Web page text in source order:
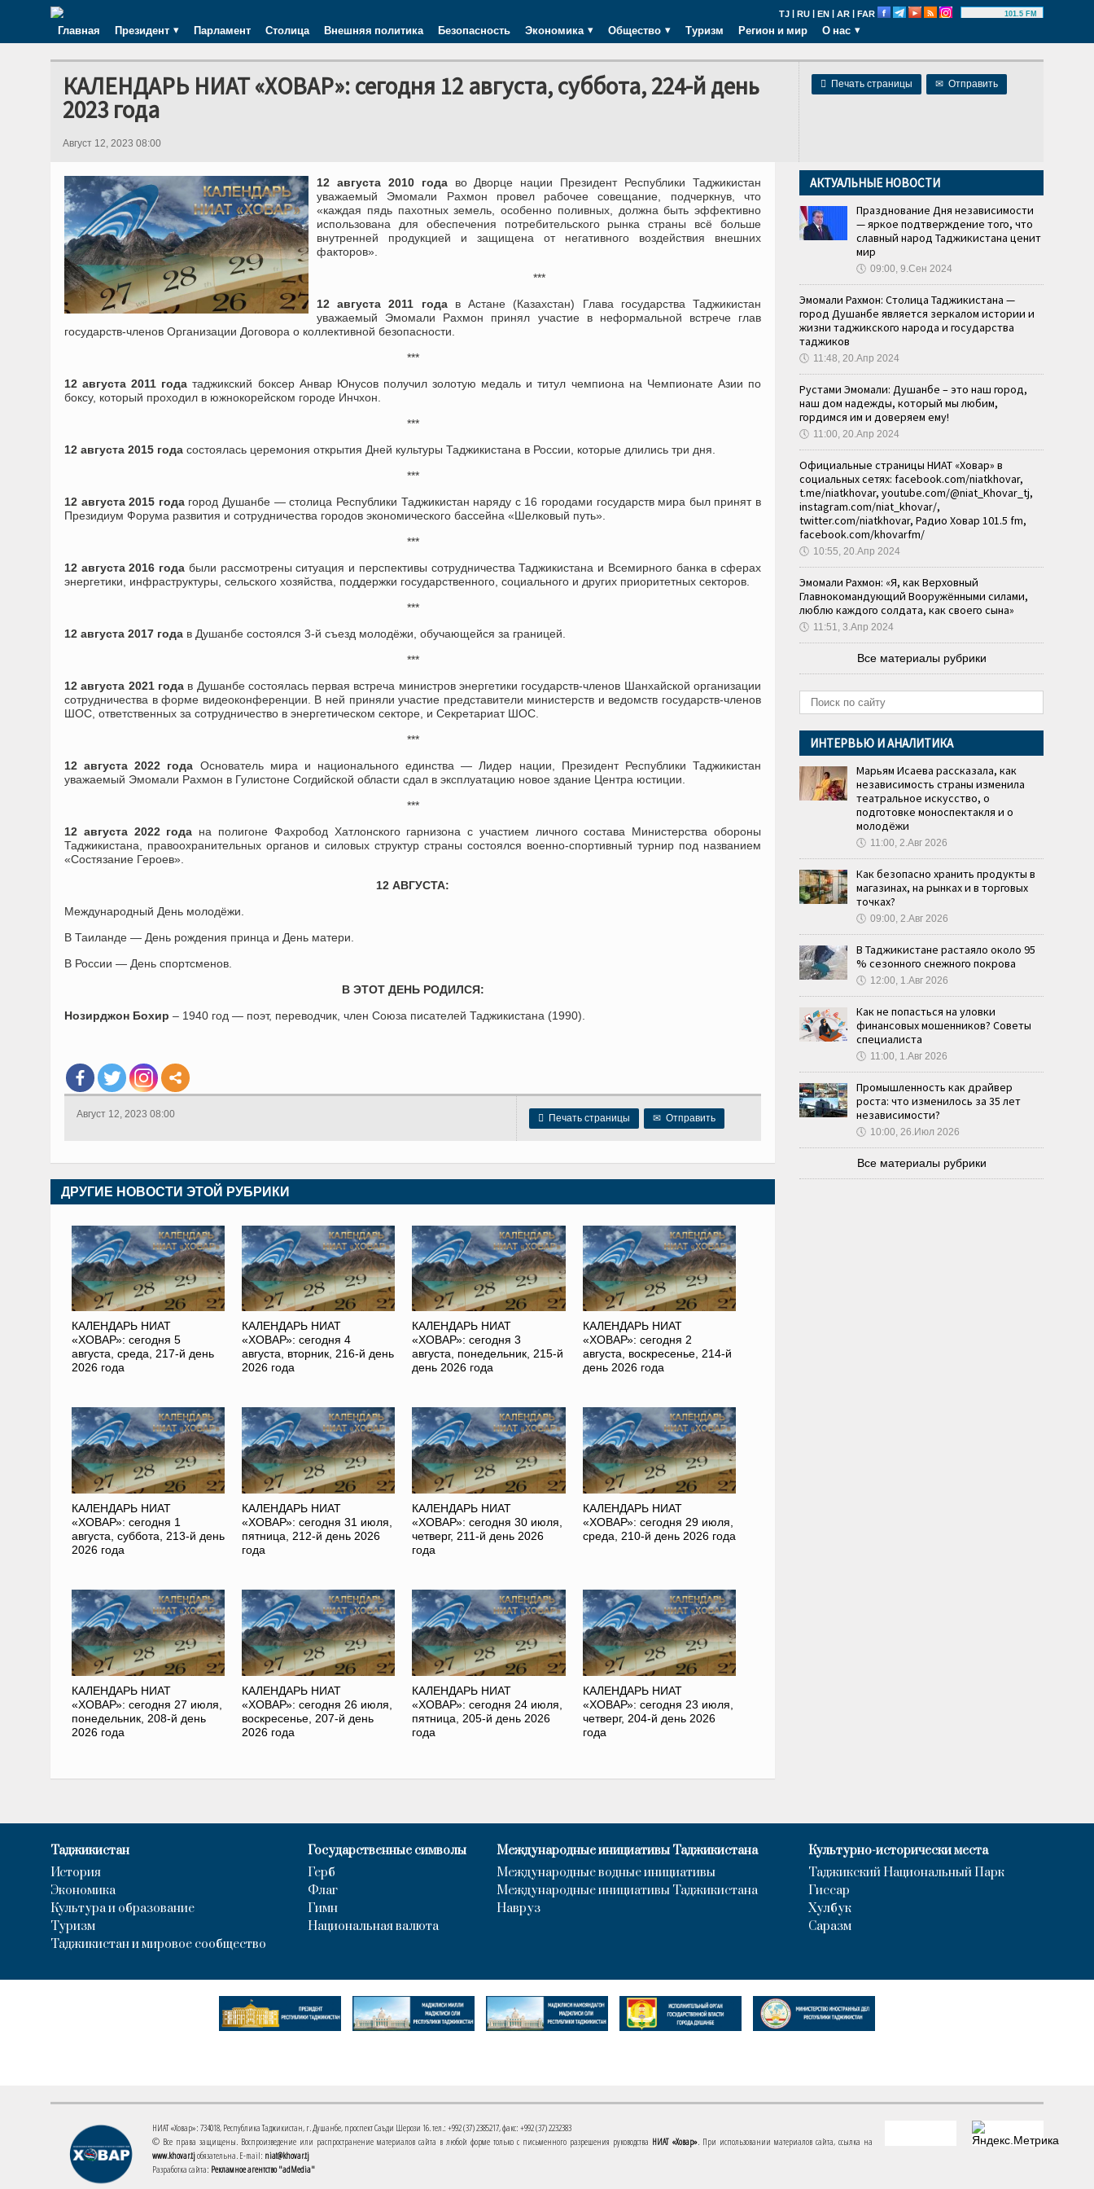
TJ | RU | EN | AR | FAR 101.5 FM
Главная Президент Парламент Столица Внешняя политика Безопасность Экономика Общество Туризм Регион и мир О нас
 Печать страницы ✉ Отправить
КАЛЕНДАРЬ НИАТ «ХОВАР»: сегодня 12 августа, суббота, 224-й день
2023 года
Август 12, 2023 08:00
12 августа 2010 года во Дворце нации Президент Республики Таджикистан
уважаемый Эмомали Рахмон провел рабочее совещание, подчеркнув, что
«каждая пядь пахотных земель, особенно поливных, должна быть эффективно
использована для обеспечения потребительского рынка страны всё больше
внутренней продукцией и защищена от негативного воздействия внешних
факторов».
***
12 августа 2011 года в Астане (Казахстан) Глава государства Таджикистан
уважаемый Эмомали Рахмон принял участие в неформальной встрече глав
государств-членов Организации Договора о коллективной безопасности.
***
12 августа 2011 годатаджикский боксер Анвар Юнусов получил золотую медаль и титул чемпиона на Чемпионате Азии по
боксу, который проходил в южнокорейском городе Инчхон.
***
12 августа 2015 года состоялась церемония открытия Дней культуры Таджикистана в России, которые длились три дня.
***
12 августа 2015 года город Душанбе — столица Республики Таджикистан наряду с 16 городами государств мира был принят в
Президиум Форума развития и сотрудничества городов экономического бассейна «Шелковый путь».
***
12 августа 2016 года были рассмотрены ситуация и перспективы сотрудничества Таджикистана и Всемирного банка в сферах
энергетики, инфраструктуры, сельского хозяйства, поддержки государственного, социального и других приоритетных секторов.
***
12 августа 2017 года в Душанбе состоялся 3-й съезд молодёжи, обучающейся за границей.
***
12 августа 2021 года в Душанбе состоялась первая встреча министров энергетики государств-членов Шанхайской организации
сотрудничества в форме видеоконференции. В ней приняли участие представители министерств и ведомств государств-членов
ШОС, ответственных за сотрудничество в энергетическом секторе, и Секретариат ШОС.
***
12 августа 2022 года Основатель мира и национального единства — Лидер нации, Президент Республики Таджикистан
уважаемый Эмомали Рахмон в Гулистоне Согдийской области сдал в эксплуатацию новое здание Центра юстиции.
***
12 августа 2022 года на полигоне Фахробод Хатлонского гарнизона с участием личного состава Министерства обороны
Таджикистана, правоохранительных органов и силовых структур страны состоялся военно-спортивный турнир под названием
«Состязание Героев».
12 АВГУСТА:
Международный День молодёжи.
В Таиланде — День рождения принца и День матери.
В России — День спортсменов.
В ЭТОТ ДЕНЬ РОДИЛСЯ:
Нозирджон Бохир – 1940 год — поэт, переводчик, член Союза писателей Таджикистана (1990).
 Печать страницы ✉ Отправить
Август 12, 2023 08:00
ДРУГИЕ НОВОСТИ ЭТОЙ РУБРИКИ
КАЛЕНДАРЬ НИАТ
«ХОВАР»: сегодня 5
августа, среда, 217-й день
2026 года
КАЛЕНДАРЬ НИАТ
«ХОВАР»: сегодня 4
августа, вторник, 216-й день
2026 года
КАЛЕНДАРЬ НИАТ
«ХОВАР»: сегодня 3
августа, понедельник, 215-й
день 2026 года
КАЛЕНДАРЬ НИАТ
«ХОВАР»: сегодня 2
августа, воскресенье, 214-й
день 2026 года
КАЛЕНДАРЬ НИАТ
«ХОВАР»: сегодня 1
августа, суббота, 213-й день
2026 года
КАЛЕНДАРЬ НИАТ
«ХОВАР»: сегодня 31 июля,
пятница, 212-й день 2026
года
КАЛЕНДАРЬ НИАТ
«ХОВАР»: сегодня 30 июля,
четверг, 211-й день 2026
года
КАЛЕНДАРЬ НИАТ
«ХОВАР»: сегодня 29 июля,
среда, 210-й день 2026 года
КАЛЕНДАРЬ НИАТ
«ХОВАР»: сегодня 27 июля,
понедельник, 208-й день
2026 года
КАЛЕНДАРЬ НИАТ
«ХОВАР»: сегодня 26 июля,
воскресенье, 207-й день
2026 года
КАЛЕНДАРЬ НИАТ
«ХОВАР»: сегодня 24 июля,
пятница, 205-й день 2026
года
КАЛЕНДАРЬ НИАТ
«ХОВАР»: сегодня 23 июля,
четверг, 204-й день 2026
года
АКТУАЛЬНЫЕ НОВОСТИ
Празднование Дня независимости
— яркое подтверждение того, что
славный народ Таджикистана ценит
мир
🕔 09:00, 9.Сен 2024
Эмомали Рахмон: Столица Таджикистана —
город Душанбе является зеркалом истории и
жизни таджикского народа и государства
таджиков
🕔 11:48, 20.Апр 2024
Рустами Эмомали: Душанбе – это наш город,
наш дом надежды, который мы любим,
гордимся им и доверяем ему!
🕔 11:00, 20.Апр 2024
Официальные страницы НИАТ «Ховар» в
социальных сетях: facebook.com/niatkhovar,
t.me/niatkhovar, youtube.com/@niat_Khovar_tj,
instagram.com/niat_khovar/,
twitter.com/niatkhovar, Радио Ховар 101.5 fm,
facebook.com/khovarfm/
🕔 10:55, 20.Апр 2024
Эмомали Рахмон: «Я, как Верховный
Главнокомандующий Вооружёнными силами,
люблю каждого солдата, как своего сына»
🕔 11:51, 3.Апр 2024
Все материалы рубрики
ИНТЕРВЬЮ И АНАЛИТИКА
Марьям Исаева рассказала, как
независимость страны изменила
театральное искусство, о
подготовке моноспектакля и о
молодёжи
🕔 11:00, 2.Авг 2026
Как безопасно хранить продукты в
магазинах, на рынках и в торговых
точках?
🕔 09:00, 2.Авг 2026
В Таджикистане растаяло около 95
% сезонного снежного покрова
🕔 12:00, 1.Авг 2026
Как не попасться на уловки
финансовых мошенников? Советы
специалиста
🕔 11:00, 1.Авг 2026
Промышленность как драйвер
роста: что изменилось за 35 лет
независимости?
🕔 10:00, 26.Июл 2026
Все материалы рубрики
Таджикистан
История
Экономика
Культура и образование
Туризм
Таджикистан и мировое сообщество
Государственные символы
Герб
Флаг
Гимн
Национальная валюта
Международные инициативы Таджикистана
Международные водные инициативы
Международные инициативы Таджикистана
Навруз
Культурно-исторически места
Таджикский Национальный Парк
Гиссар
Хулбук
Саразм
НИАТ «Ховар»: 734018, Республика Таджикистан, г. Душанбе, проспект Саъди Шерози 16. тел.: +992 (37) 2385217, факс: +992 (37) 2232383
© Все права защищены. Воспроизведение или распространение материалов сайта в любой форме только с письменного разрешения руководства НИАТ «Ховар» . При использовании материалов сайта, ссылка на
www.khovar.tjобязательна. E-mail: niat@khovar.tj
Разработка сайта: Рекламное агентство "adMedia"